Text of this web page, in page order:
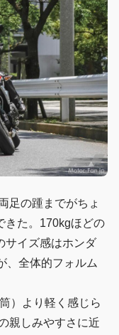
足の踵までがちょ
きた。170kgほどの
サイズ感はホンダ
、全体的フォルム
）より軽く感じら
親しみやすさに近